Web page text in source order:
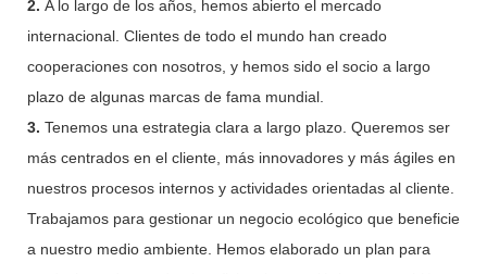
2. A lo largo de los años, hemos abierto el mercado
internacional. Clientes de todo el mundo han creado
cooperaciones con nosotros, y hemos sido el socio a largo
plazo de algunas marcas de fama mundial.
3. Tenemos una estrategia clara a largo plazo. Queremos ser
más centrados en el cliente, más innovadores y más ágiles en
nuestros procesos internos y actividades orientadas al cliente.
Trabajamos para gestionar un negocio ecológico que beneficie
a nuestro medio ambiente. Hemos elaborado un plan para